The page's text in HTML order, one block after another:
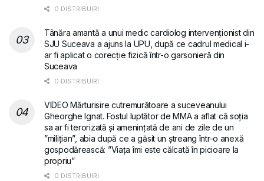
0 DISTRIBUIRI
Tânăra amantă a unui medic cardiolog intervenționist din
SJU Suceava a ajuns la UPU, după ce cadrul medical i-
ar fi aplicat o corecție fizică într-o garsonieră din
Suceava
0 DISTRIBUIRI
VIDEO Mărturisire cutremurătoare a suceveanului
Gheorghe Ignat. Fostul luptător de MMA a aflat că soția
sa ar fi terorizată și amenințată de ani de zile de un
”milițian”, abia după ce a găsit un ștreang într-o anexă
gospodărească: ”Viața îmi este călcată în picioare la
propriu”
0 DISTRIBUIRI